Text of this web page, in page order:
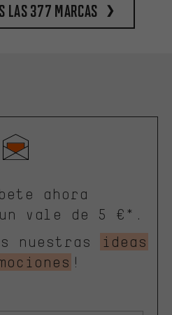
377 marcas
ahora
vale de 5 €*.
nuestras
ideas
!